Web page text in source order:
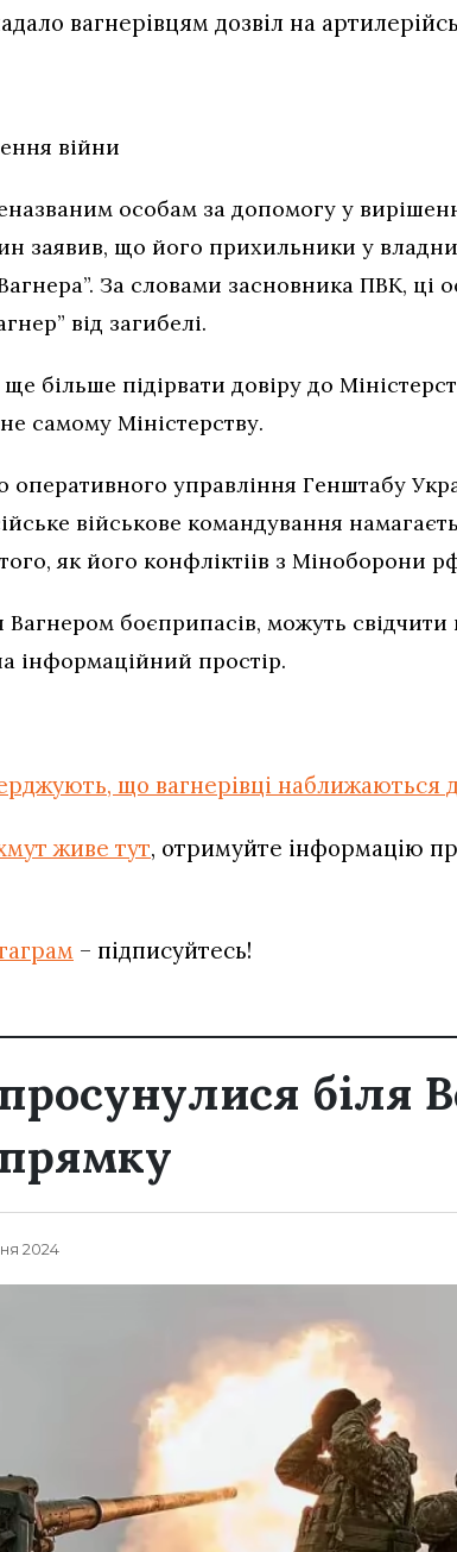
вагнерівцям дозвіл на
війни
особам за допомогу у
заявив, що його прихильники у
За словами засновника ПВК, ці
від загибелі.
більше підірвати довіру до
самому Міністерству.
управління Генштабу
військове командування
як його конфліктіів з Міноборони
боєприпасів, можуть
інформаційний простір.
що вагнерівці наближаються
живе тут, отримуйте інформацію
– підписуйтесь!
біля
2024